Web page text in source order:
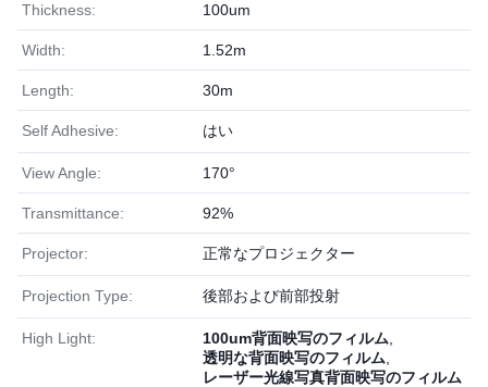
Thickness: 100um
Width: 1.52m
Length: 30m
Self Adhesive: はい
View Angle: 170°
Transmittance: 92%
Projector: 正常なプロジェクター
Projection Type: 後部および前部投射
High Light: 100um背面映写のフィルム
透明な背面映写のフィルム
レーザー光線写真背面映写のフィルム